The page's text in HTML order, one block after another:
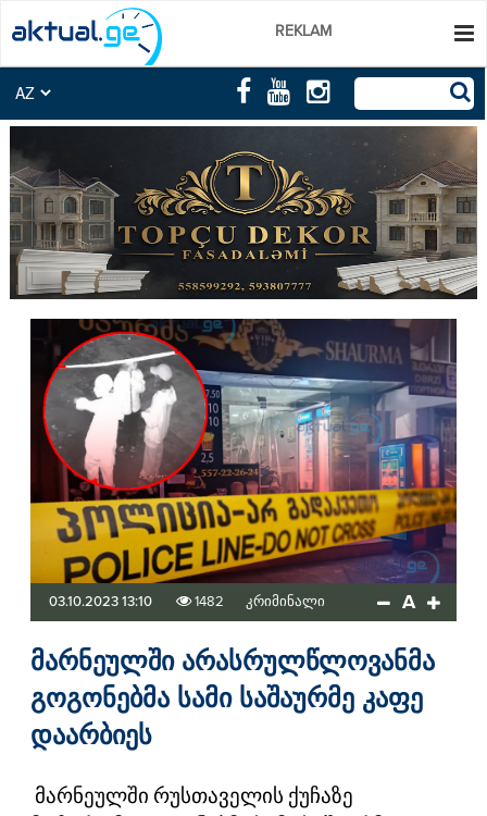
REKLAM
03.10.2023 13:10 1482 კრიმინალი A
მარნეულში არასრულწლოვანმა
გოგონებმა სამი საშაურმე კაფე
დაარბიეს
მარნეულში რუსთაველის ქუჩაზე